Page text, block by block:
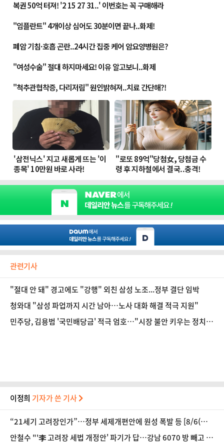
관련기사
"절대 안 돼" 경고에도 "강행" 외친 삼성 노조...정부 결단 임박
청와대 "삼성 파업까지 시간 남아…노사 대화 해결 적극 지원"
민주당, 김용범 '국민배당금' 적극 엄호…"시장 불안 키우는 정치
이정희 기자가 쓴 기사
“21세기 고려장인가”…정부 세제개편안에 원성 폭발 등 [8/6(목)
데일리안 퇴근길뉴스]
안철수 "'李 고려장 세법 개정안' 파기가 답…강남 6070 방 빼고 외